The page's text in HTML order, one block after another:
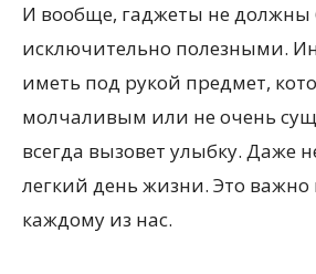
И вообще, гаджеты не должны
исключительно полезными.
иметь под рукой предмет,
молчаливым или не очень
всегда вызовет улыбку. Даже
легкий день жизни. Это
каждому из нас.